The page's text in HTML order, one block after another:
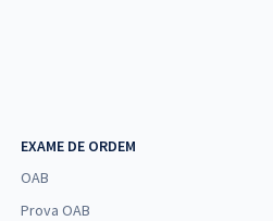
EXAME DE ORDEM
OAB
Prova OAB